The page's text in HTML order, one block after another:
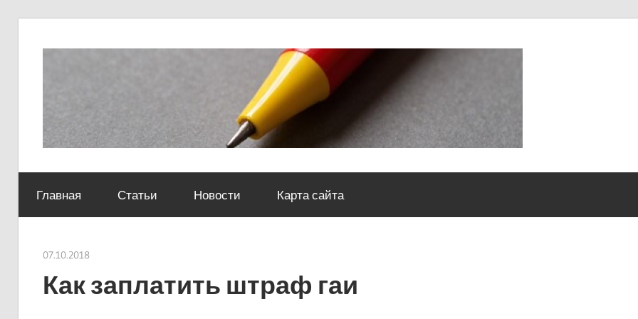
юридический
центр
Главная Статьи Новости Карта сайта
07.10.2018Евгений Георгиевич
Как заплатить штраф гаи